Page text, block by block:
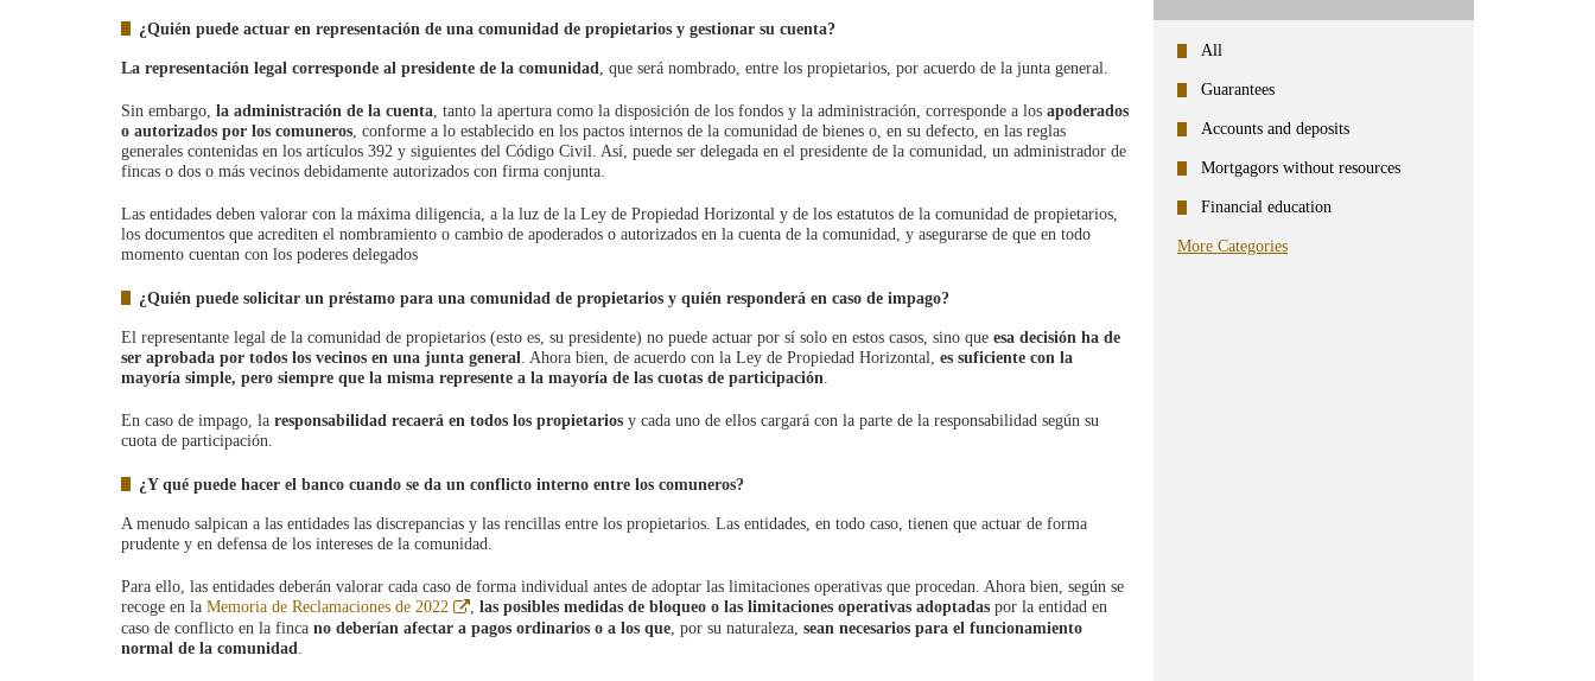
¿Quién puede actuar en representación de una comunidad de propietarios y gestionar su cuenta?
La representación legal corresponde al presidente de la comunidad, que será nombrado, entre los propietarios, por acuerdo de la junta general.
Sin embargo, la administración de la cuenta, tanto la apertura como la disposición de los fondos y la administración, corresponde a los apoderados
o autorizados por los comuneros, conforme a lo establecido en los pactos internos de la comunidad de bienes o, en su defecto, en las reglas
generales contenidas en los artículos 392 y siguientes del Código Civil. Así, puede ser delegada en el presidente de la comunidad, un administrador de
fincas o dos o más vecinos debidamente autorizados con firma conjunta.
Las entidades deben valorar con la máxima diligencia, a la luz de la Ley de Propiedad Horizontal y de los estatutos de la comunidad de propietarios,
los documentos que acrediten el nombramiento o cambio de apoderados o autorizados en la cuenta de la comunidad, y asegurarse de que en todo
momento cuentan con los poderes delegados
¿Quién puede solicitar un préstamo para una comunidad de propietarios y quién responderá en caso de impago?
El representante legal de la comunidad de propietarios (esto es, su presidente) no puede actuar por sí solo en estos casos, sino que esa decisión ha de
ser aprobada por todos los vecinos en una junta general. Ahora bien, de acuerdo con la Ley de Propiedad Horizontal, es suficiente con la
mayoría simple, pero siempre que la misma represente a la mayoría de las cuotas de participación.
En caso de impago, la responsabilidad recaerá en todos los propietarios y cada uno de ellos cargará con la parte de la responsabilidad según su
cuota de participación.
¿Y qué puede hacer el banco cuando se da un conflicto interno entre los comuneros?
A menudo salpican a las entidades las discrepancias y las rencillas entre los propietarios. Las entidades, en todo caso, tienen que actuar de forma
prudente y en defensa de los intereses de la comunidad.
Para ello, las entidades deberán valorar cada caso de forma individual antes de adoptar las limitaciones operativas que procedan. Ahora bien, según se
recoge en la Memoria de Reclamaciones de 2022
Abre
en
ventana
, las posibles medidas de bloqueo o las limitaciones operativas adoptadas por la entidad en
caso de conflicto en la finca no deberían afectar a pagos ordinarios o a los que, por su naturaleza, sean necesarios para el funcionamiento
normal de la comunidad.
All
Guarantees
Accounts and deposits
Mortgagors without resources
Financial education
More Categories